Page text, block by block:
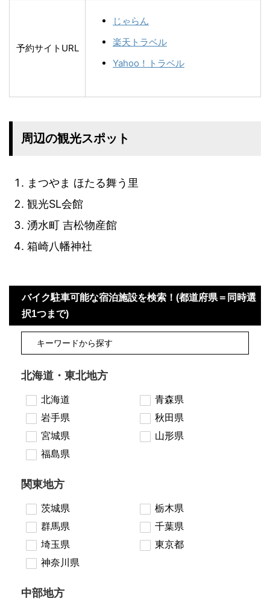
予約サイトURL
じゃらん
楽天トラベル
Yahoo！トラベル
周辺の観光スポット
まつやま ほたる舞う里
観光SL会館
湧水町 吉松物産館
箱崎八幡神社
バイク駐車可能な宿泊施設を検索！(都道府県＝同時選
択1つまで)
北海道・東北地方
北海道
青森県
岩手県
秋田県
宮城県
山形県
福島県
関東地方
茨城県
栃木県
群馬県
千葉県
埼玉県
東京都
神奈川県
中部地方